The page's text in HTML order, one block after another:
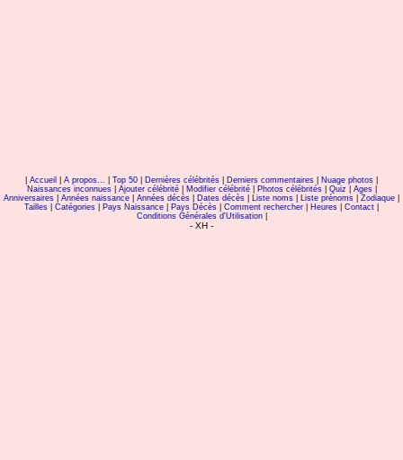
Accueil A propos... Top 50 Dernières célébrités Derniers commentaires Nuage photos
Naissances inconnues| Ajouter célébrité| Modifier célébrité| Photos célébrités| Quiz Ages|
Anniversaires
Années naissance Années décès Dates décès Liste noms Liste prénoms Zodiaque
Tailles
Catégories Pays Naissance Pays Décès Comment rechercher Heures Contact
Conditions Générales d'Utilisation|
- XH -